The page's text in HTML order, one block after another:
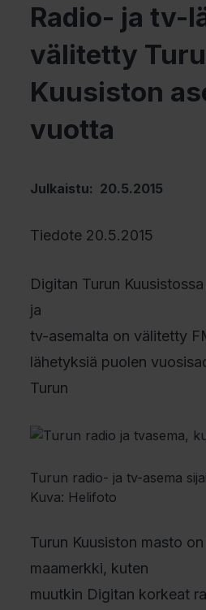
Radio- ja tv-
välitetty
Kuusiston
vuotta
Julkaistu: 20.5.2015
Tiedote 20.5.2015
Digitan Turun
ja
tv-asemalta on välitetty
lähetyksiä puolen
Turun
Turun radio- ja tv-asema
Kuva: Helifoto
Turun Kuusiston masto
maamerkki, kuten
muutkin Digitan korkeat